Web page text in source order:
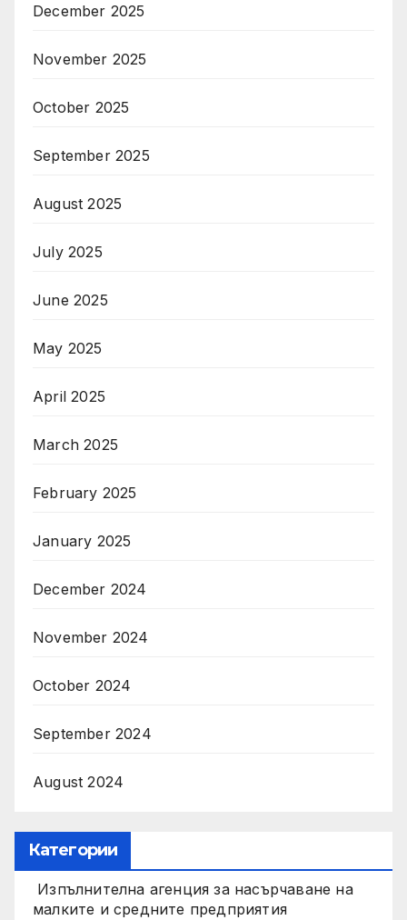
December 2025
November 2025
October 2025
September 2025
August 2025
July 2025
June 2025
May 2025
April 2025
March 2025
February 2025
January 2025
December 2024
November 2024
October 2024
September 2024
August 2024
Категории
Изпълнителна агенция за насърчаване на
малките и средните предприятия